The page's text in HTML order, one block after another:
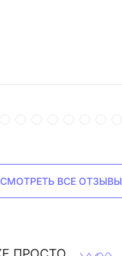
СМОТРЕТЬ ВСЕ ОТЗЫВЫ